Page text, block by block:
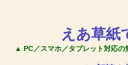
えあ草紙
▲ PC／スマホ／タブレット対応